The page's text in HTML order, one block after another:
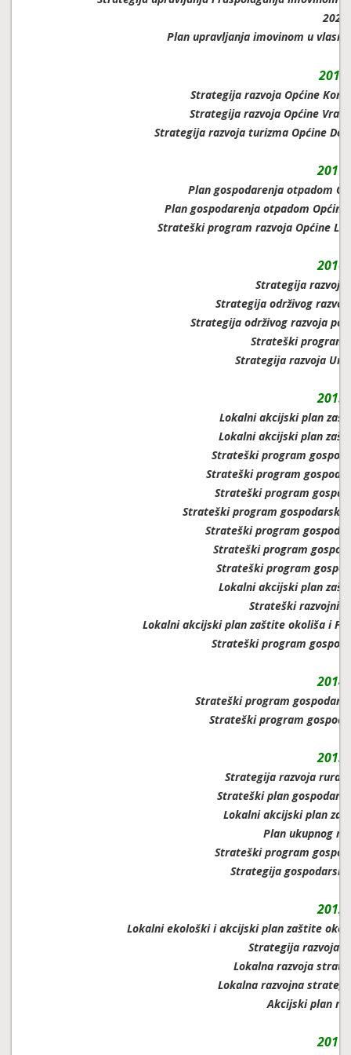
Plan upravljanja imovinom u
Strategija razvoja Općine
Strategija razvoja Općine
Strategija razvoja turizma Općine
Plan gospodarenja otpadom
Plan gospodarenja otpadom
Strateški program razvoja Općine
Strategija razvoja
Strategija održivog
Strategija održivog razvoja
Strateški program
Strategija razvoja
Lokalni akcijski plan
Lokalni akcijski plan
Strateški program
Strateški program
Strateški program
Strateški program
Strateški program
Strateški program
Strateški program
Lokalni akcijski plan
Strateški razvojni
Lokalni akcijski plan zaštite okoliša i
Strateški program
Strateški program
Strateški program
Strategija razvoja
Strateški plan
Lokalni akcijski plan
Plan ukupnog
Strateški program
Strategija
Lokalni ekološki i akcijski plan zaštite
Strategija razvoja
Lokalna razvoja
Lokalna razvojna
Akcijski plan